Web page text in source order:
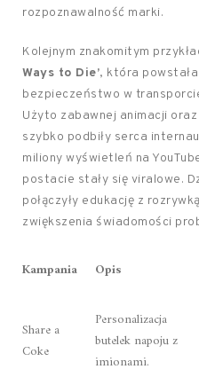
rozpoznawalność marki.
Kolejnym znakomitym
Ways to Die’, która
bezpieczeństwo w
Użyto zabawnej animacji
szybko podbiły serca
miliony wyświetleń na
postacie stały się viralowe.
połączyły edukację z
zwiększenia świadomości
Kampania Opis
Share a
Coke
Personalizacja
butelek napoju z
imionami.